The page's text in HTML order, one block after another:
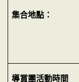
集合地點：
導賞團活動時間